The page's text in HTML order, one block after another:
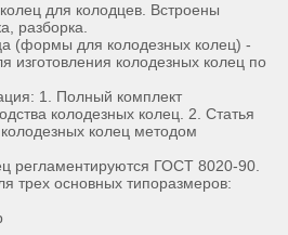
для колодцев. Встроены
разборка.
(формы для колодезных колец) -
колодезных колец по
1. Полный комплект
колодезных колец. 2. Статья
колец методом
регламентируются ГОСТ 8020-90.
трех основных типоразмеров: